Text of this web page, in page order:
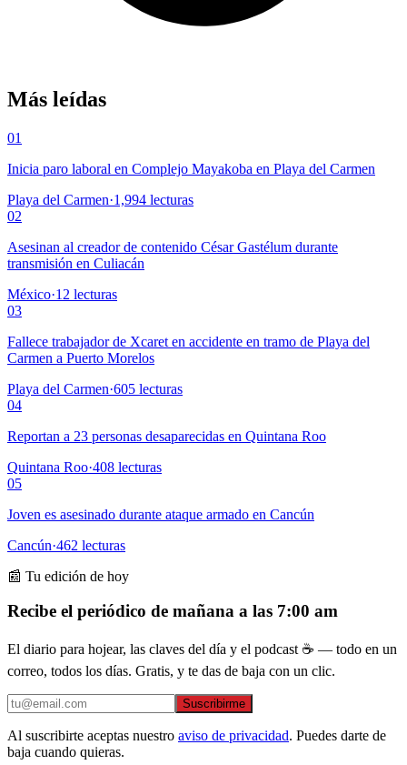
Más leídas
01
Inicia paro laboral en Complejo Mayakoba en Playa del Carmen
Playa del Carmen·1,994 lecturas
02
Asesinan al creador de contenido César Gastélum durante
transmisión en Culiacán
México·12 lecturas
03
Fallece trabajador de Xcaret en accidente en tramo de Playa del
Carmen a Puerto Morelos
Playa del Carmen·605 lecturas
04
Reportan a 23 personas desaparecidas en Quintana Roo
Quintana Roo·408 lecturas
05
Joven es asesinado durante ataque armado en Cancún
Cancún·462 lecturas
📰 Tu edición de hoy
Recibe el periódico de mañana a las 7:00 am
El diario para hojear, las claves del día y el podcast ☕ — todo en un
correo, todos los días. Gratis, y te das de baja con un clic.
Suscribirme
Al suscribirte aceptas nuestro aviso de privacidad. Puedes darte de
baja cuando quieras.